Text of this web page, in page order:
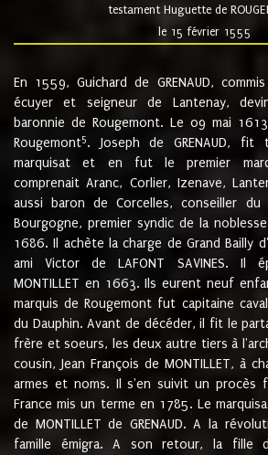
testament Huguette de
le 15 février 1555
En 1559, Guichard de GRENAUD,
écuyer et seigneur de Lantenay,
baronnie de Rougemont. Le 09 mai
Rougemont5. Joseph de GRENAUD, fit
marquisat et en fut le premier
comprenait Aranc, Corlier, Izenave,
aussi baron de Corcelles, conseiller
Bourgogne, premier syndic de la
1686. Il achète la charge de Grand Bailly
ami Victor de LAFONT SAVINES. Il
MONTILLET en 1663. Ils eurent neuf
marquis de Rougemont fut capitaine
du Dauphin. Avant de décéder, il fit le
frère et soeurs, les deux autre tiers à
cousin, Jean François de MONTILLET, à
armes et noms. Il s'en suivit un procès
France mis un terme en 1785. Le
de MONTILLET de GRENAUD. A la
famille émigra. A son retour, la fille